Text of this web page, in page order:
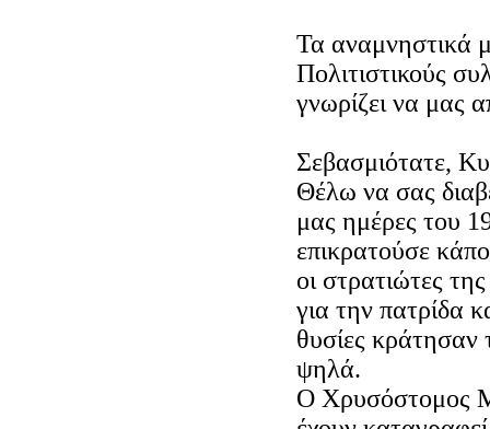
Τα αναμνηστικά
Πολιτιστικούς
γνωρίζει να μας
Σεβασμιότατε,
Θέλω να σας
μας ημέρες του
επικρατούσε
οι στρατιώτες
για την πατρίδα
θυσίες κράτησαν
ψηλά.
Ο Χρυσόστομος